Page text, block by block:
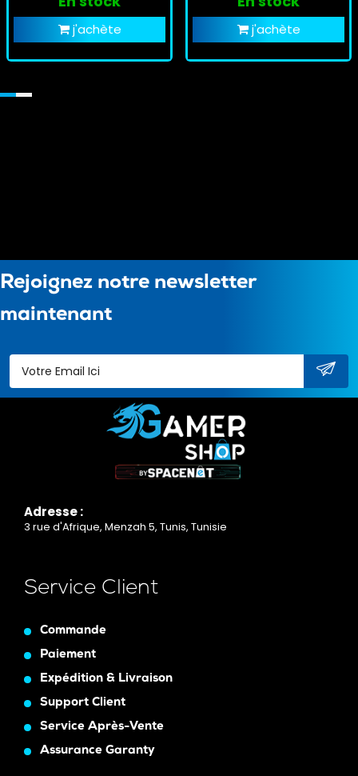
j'achète j'achète
Rejoignez notre newsletter
maintenant
Adresse :
3 rue d'Afrique, Menzah 5, Tunis, Tunisie
Service Client
Commande
Paiement
Expédition & Livraison
Support Client
Service Après-Vente
Assurance Garanty